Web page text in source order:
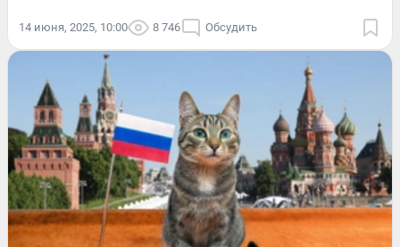
14 июня, 2025, 10:00 8 746 Обсудить